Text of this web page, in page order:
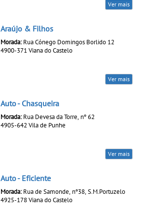
Ver mais
Araújo & Filhos
Morada: Rua Cónego Domingos Borlido 12
4900-371 Viana do Castelo
Ver mais
Auto - Chasqueira
Morada: Rua Devesa da Torre, nº 62
4905-642 Vila de Punhe
Ver mais
Auto - Eficiente
Morada: Rua de Samonde, nº38, S.M.Portuzelo
4925-178 Viana do Castelo